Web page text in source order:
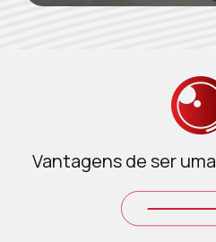
Vantagens de ser uma